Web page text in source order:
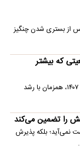
از بستری شدن چنگیز
که بیشتر
پیش‌بینی مرکز آمار از افزایش جمعیت ایران تا سال ۱۴۰۷، همزمان با رشد
را تضمین می‌کند
نمی‌آید؛ بلکه پذیرش